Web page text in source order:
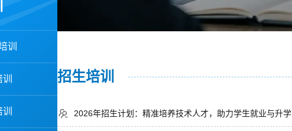
训
招生培训
2026年招生计划：精准培养技术人才，助力学生就业与升学